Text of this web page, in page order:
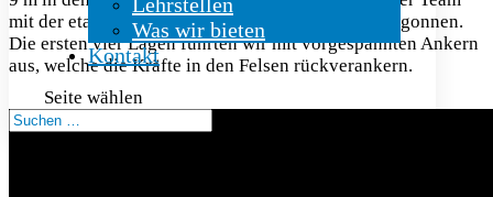
Was wir bieten
Kontakt
Seite wählen
mit der etappenweisen Sicherung der Baugrube begonnen.
Die ersten vier Lagen führten wir mit vorgespannten Ankern
aus, welche die Kräfte in den Felsen rückverankern.